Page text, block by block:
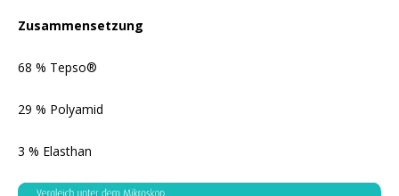
Zusammensetzung
68 % Tepso®
29 % Polyamid
3 % Elasthan